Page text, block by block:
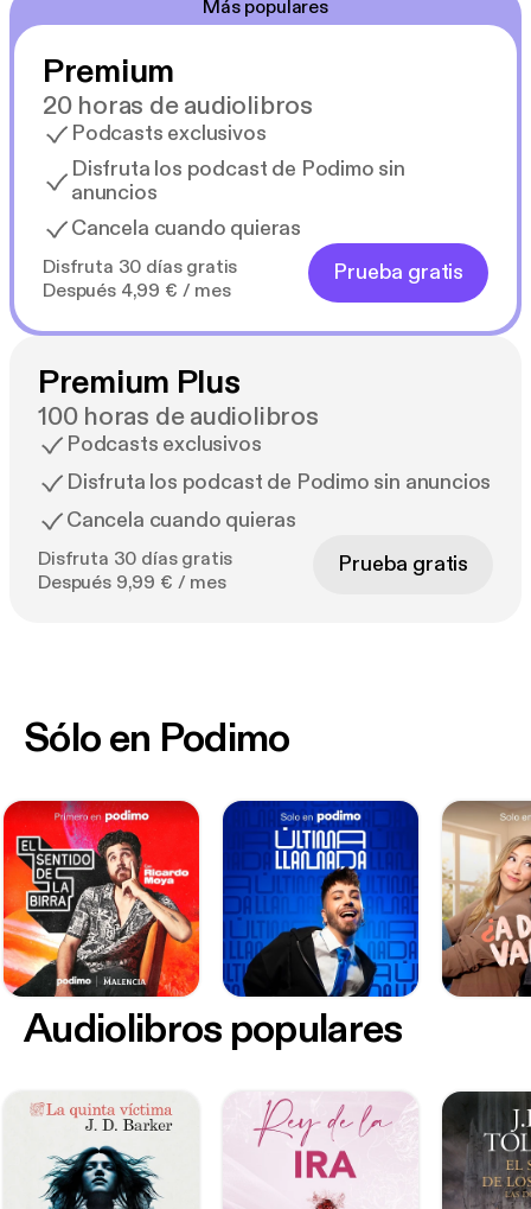
Más populares
Premium
20 horas de audiolibros
Podcasts exclusivos
Disfruta los podcast de Podimo sin
anuncios
Cancela cuando quieras
Disfruta 30 días gratis
Después 4,99 € / mes
Prueba gratis
Premium Plus
100 horas de audiolibros
Podcasts exclusivos
Disfruta los podcast de Podimo sin anuncios
Cancela cuando quieras
Disfruta 30 días gratis
Después 9,99 € / mes
Prueba gratis
Sólo en Podimo
Audiolibros populares